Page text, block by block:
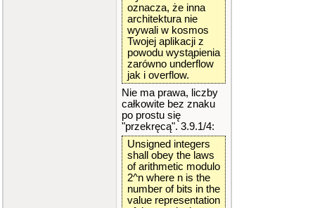
oznacza, że inna
architektura nie
wywali w kosmos
Twojej aplikacji z
powodu wystąpienia
zarówno underflow
jak i overflow.
Nie ma prawa, liczby
całkowite bez znaku
po prostu się
"przekręcą". 3.9.1/4:
Unsigned integers
shall obey the laws
of arithmetic modulo
2^n where n is the
number of bits in the
value representation